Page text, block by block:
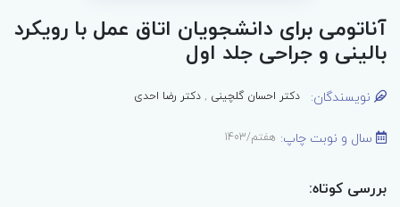
آناتومی برای دانشجویان اتاق عمل با رویکرد
بالینی و جراحی جلد اول
نویسندگان: دکتر احسان گلچینی ,دکتر رضا احدی
سال و نوبت چاپ: هفتم/1403
بررسی کوتاه: